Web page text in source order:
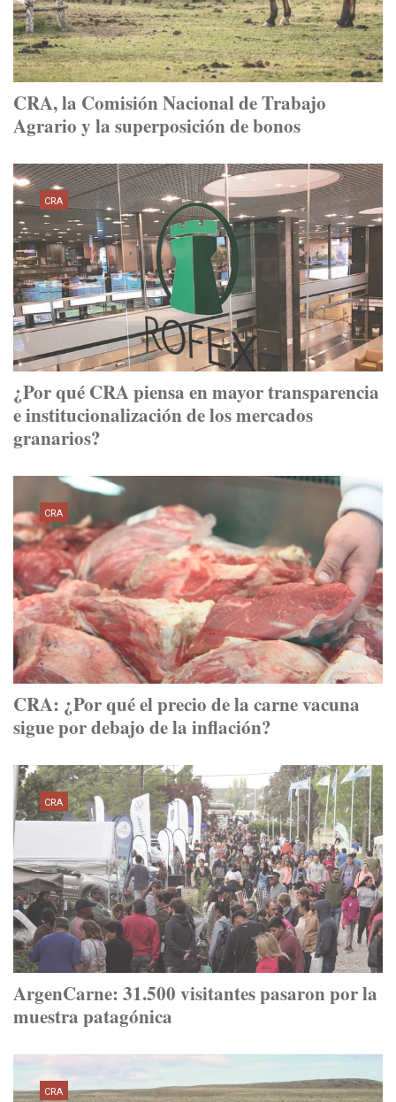
CRA, la Comisión Nacional de Trabajo
Agrario y la superposición de bonos
CRA
¿Por qué CRA piensa en mayor transparencia
e institucionalización de los mercados
granarios?
CRA
CRA: ¿Por qué el precio de la carne vacuna
sigue por debajo de la inflación?
CRA
ArgenCarne: 31.500 visitantes pasaron por la
muestra patagónica
CRA